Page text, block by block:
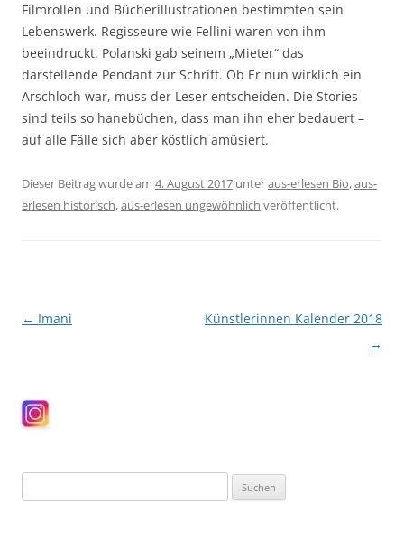
Filmrollen und Bücherillustrationen bestimmten sein
Lebenswerk. Regisseure wie Fellini waren von ihm
beeindruckt. Polanski gab seinem „Mieter“ das
darstellende Pendant zur Schrift. Ob Er nun wirklich ein
Arschloch war, muss der Leser entscheiden. Die Stories
sind teils so hanebüchen, dass man ihn eher bedauert –
auf alle Fälle sich aber köstlich amüsiert.
Dieser Beitrag wurde am 4. August 2017 unteraus-erlesen Bio,aus-
erlesen historisch,aus-erlesen ungewöhnlich veröffentlicht.
Beitragsnavigation
← Imani
Künstlerinnen Kalender 2018
→
nach: